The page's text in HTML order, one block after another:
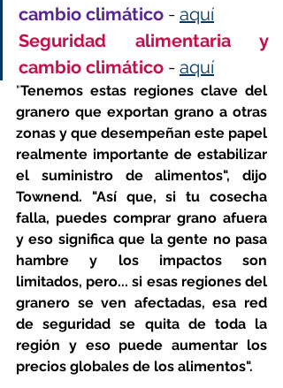
cambio climático - aquí
Seguridad alimentaria y
cambio climático - aquí
"Tenemos estas regiones clave del
granero que exportan grano a otras
zonas y que desempeñan este papel
realmente importante de estabilizar
el suministro de alimentos", dijo
Townend. "Así que, si tu cosecha
falla, puedes comprar grano afuera
y eso significa que la gente no pasa
hambre y los impactos son
limitados, pero... si esas regiones del
granero se ven afectadas, esa red
de seguridad se quita de toda la
región y eso puede aumentar los
precios globales de los alimentos".